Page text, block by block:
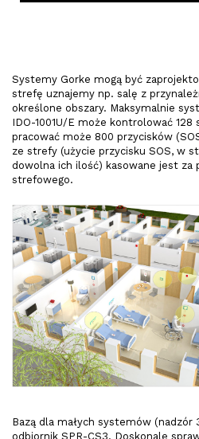
Systemy Gorke mogą być
strefę uznajemy np. salę z
określone obszary. Maksymalnie
IDO-1001U/E może kontrolować
pracować może 800 przycisków
ze strefy (użycie przycisku SOS, w
dowolna ich ilość) kasowane jest za
strefowego.
Bazą dla małych systemów
odbiornik SPR-CS3. Doskonale